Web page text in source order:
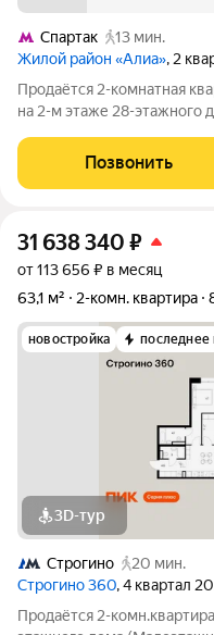
Спартак
13 мин.
Жилой район «Алиа», 2
Продаётся 2-комнатная
на 2-м этаже 28-этажного
находится в Покровском-
районе на престижном
Позвонить
31 638 340 ₽
от 113 656 ₽ в месяц
63,1 м²
2-комн. квартира
новостройка
3D-тур
Строгино
20 мин.
Строгино 360, 4 квартал
Продаётся 2-